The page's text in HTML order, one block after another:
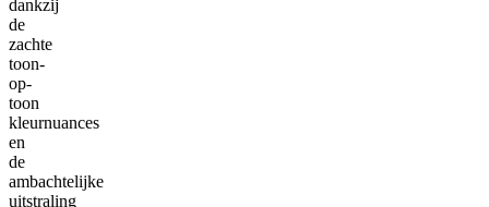
dankzij
de
zachte
toon-
op-
toon
kleurnuances
en
de
ambachtelijke
uitstraling